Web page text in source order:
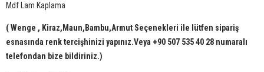
Mdf Lam Kaplama
( Wenge , Kiraz,Maun,Bambu,Armut Seçenekleri ile lütfen sipariş
esnasında renk tercişhinizi yapınız.Veya +90 507 535 40 28 numaralı
telefondan bize bildiriniz.)